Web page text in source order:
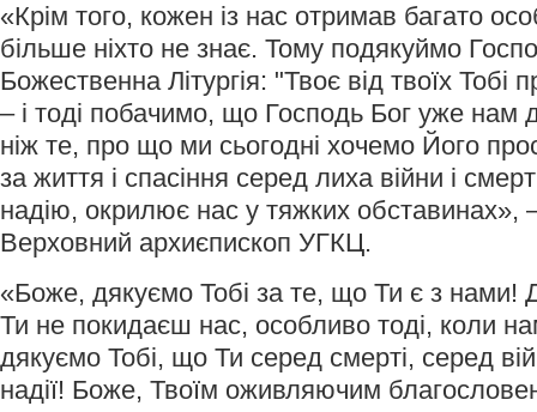
«Крім того, кожен із нас отримав багато
більше ніхто не знає. Тому подякуймо
Божественна Літургія: "Твоє від твоїх
– і тоді побачимо, що Господь Бог уже нам
ніж те, про що ми сьогодні хочемо Його
за життя і спасіння серед лиха війни і
надію, окрилює нас у тяжких обставинах»,
Верховний архиєпископ УГКЦ.
«Боже, дякуємо Тобі за те, що Ти є з нами!
Ти не покидаєш нас, особливо тоді, коли
дякуємо Тобі, що Ти серед смерті, серед
надії! Боже, Твоїм оживляючим